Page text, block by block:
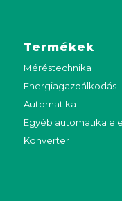
Termékek
Méréstechnika
Energiagazdálkodás
Automatika
Egyéb automatika
Konverter